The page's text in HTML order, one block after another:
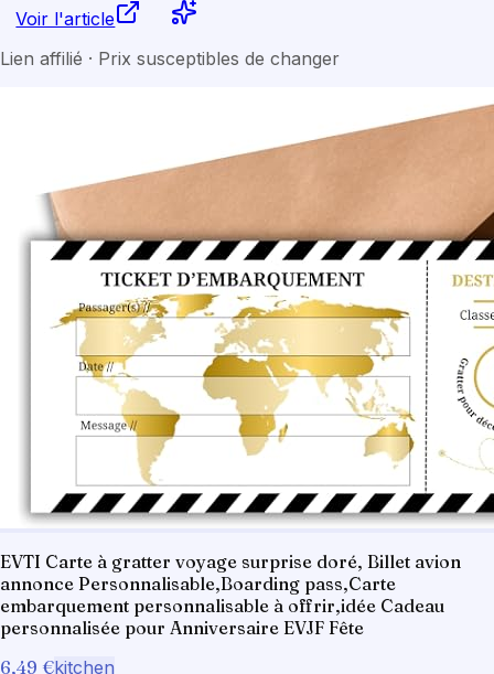
Voir l'article
Lien affilié · Prix susceptibles de changer
EVTI Carte à gratter voyage surprise doré, Billet avion
annonce Personnalisable,Boarding pass,Carte
embarquement personnalisable à offrir,idée Cadeau
personnalisée pour Anniversaire EVJF Fête
6,49 €kitchen